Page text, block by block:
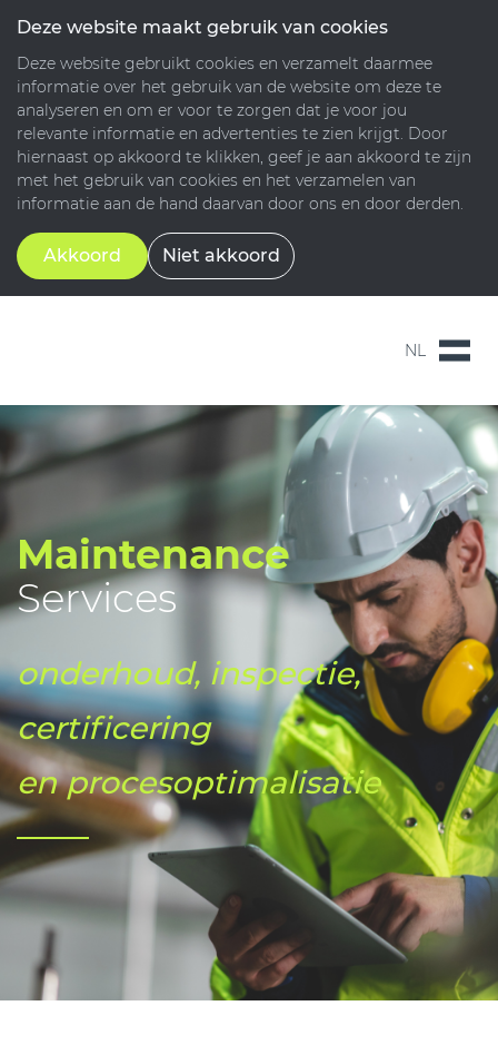
Deze website maakt gebruik van cookies
Deze website gebruikt cookies en verzamelt daarmee
informatie over het gebruik van de website om deze te
analyseren en om er voor te zorgen dat je voor jou
relevante informatie en advertenties te zien krijgt. Door
hiernaast op akkoord te klikken, geef je aan akkoord te zijn
met het gebruik van cookies en het verzamelen van
informatie aan de hand daarvan door ons en door derden.
Akkoord Niet akkoord
NL
EN
Maintenance
Services
onderhoud, inspectie,
certificering
en procesoptimalisatie